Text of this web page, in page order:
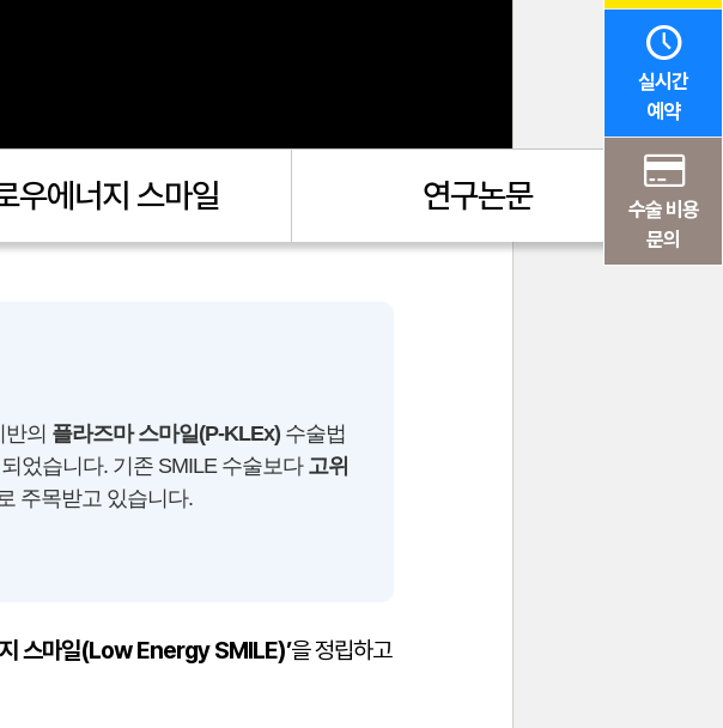
실시간
예약
수술 비용
문의
우에너지 스마일 연구논문
의 플라즈마 스마일(P-KLEx) 수술법
었습니다. 기존 SMILE 수술보다 고위
주목받고 있습니다.
지 스마일(Low Energy SMILE)’을 정립하고